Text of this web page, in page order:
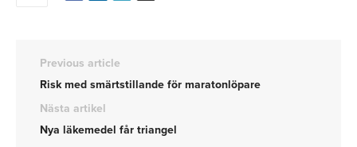
Previous article
Risk med smärtstillande för maratonlöpare
Nästa artikel
Nya läkemedel får triangel